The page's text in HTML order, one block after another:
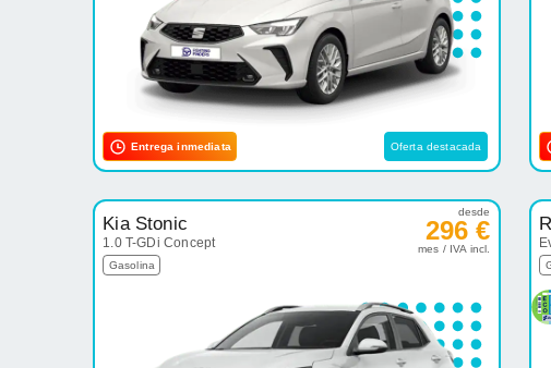
Entrega inmediata Oferta destacada
Kia Stonic
1.0 T-GDi Concept
Gasolina
desde
296 €
mes / IVA incl.